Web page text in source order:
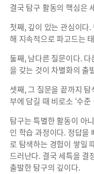
결국 탐구 활동의 핵심은
첫째, 깊이 있는 관심이다
해 지속적으로 파고드는
둘째, 남다른 질문이다.
을 갖는 것이 차별화의 출
셋째, 그 질문을 끝까지
부에 담길 때 비로소 ‘수
탐구는 특별한 활동이 아
인 학습 과정이다. 정답을
로 탐색하는 경험이 쌓일
드러난다. 결국 세특을 결
출발한 탐구의 깊이다.